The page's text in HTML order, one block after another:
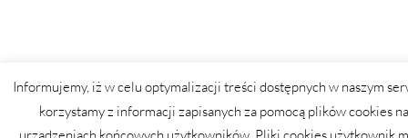
Informujemy, iż w celu optymalizacji treści dostępnych w naszym
korzystamy z informacji zapisanych za pomocą plików cookies na